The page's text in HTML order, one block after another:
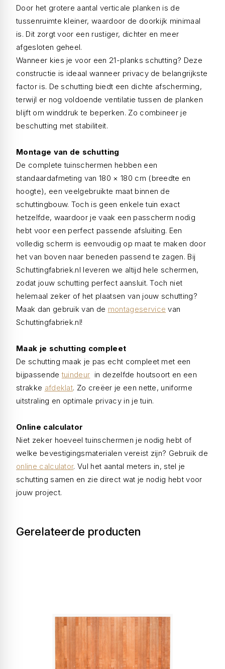
Door het grotere aantal verticale planken is de
tussenruimte kleiner, waardoor de doorkijk minimaal
is. Dit zorgt voor een rustiger, dichter en meer
afgesloten geheel.
Wanneer kies je voor een 21-planks schutting? Deze
constructie is ideaal wanneer privacy de belangrijkste
factor is. De schutting biedt een dichte afscherming,
terwijl er nog voldoende ventilatie tussen de planken
blijft om winddruk te beperken. Zo combineer je
beschutting met stabiliteit.
Montage van de schutting
De complete tuinschermen hebben een
standaardafmeting van 180 × 180 cm (breedte en
hoogte), een veelgebruikte maat binnen de
schuttingbouw. Toch is geen enkele tuin exact
hetzelfde, waardoor je vaak een passcherm nodig
hebt voor een perfect passende afsluiting. Een
volledig scherm is eenvoudig op maat te maken door
het van boven naar beneden passend te zagen. Bij
Schuttingfabriek.nl leveren we altijd hele schermen,
zodat jouw schutting perfect aansluit. Toch niet
helemaal zeker of het plaatsen van jouw schutting?
Maak dan gebruik van de montageservice van
Schuttingfabriek.nl!
Maak je schutting compleet
De schutting maak je pas echt compleet met een
bijpassendetuindeur in dezelfde houtsoort en een
strakke afdeklat. Zo creëer je een nette, uniforme
uitstraling en optimale privacy in je tuin.
Online calculator
Niet zeker hoeveel tuinschermen je nodig hebt of
welke bevestigingsmaterialen vereist zijn? Gebruik de
online calculator. Vul het aantal meters in, stel je
schutting samen en zie direct wat je nodig hebt voor
jouw project.
Gerelateerde producten